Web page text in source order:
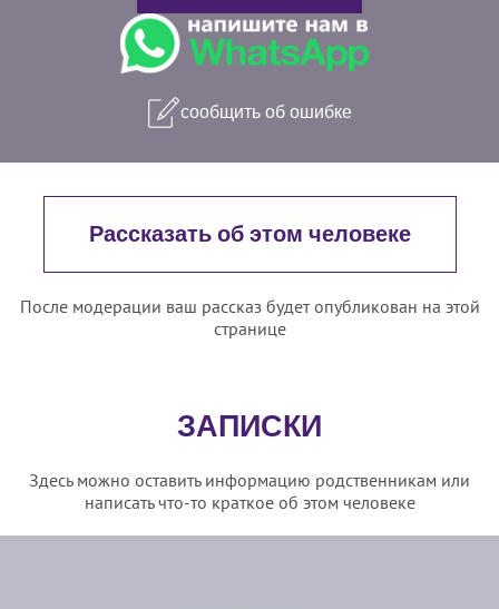
сообщить об ошибке
Рассказать об этом человеке
После модерации ваш рассказ будет опубликован на этой
странице
ЗАПИСКИ
Здесь можно оставить информацию родственникам или
написать что-то краткое об этом человеке